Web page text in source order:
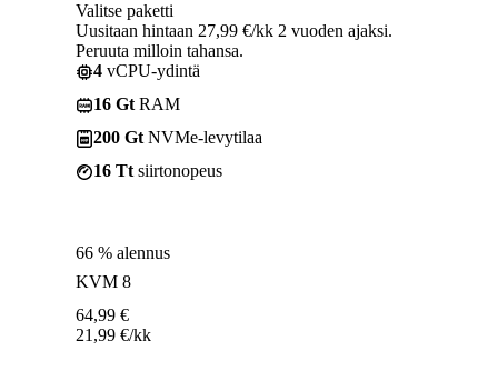
Valitse paketti
Uusitaan hintaan 27,99 €/kk 2 vuoden ajaksi.
Peruuta milloin tahansa.
4 vCPU-ydintä
16 Gt RAM
200 Gt NVMe-levytilaa
16 Tt siirtonopeus
66 % alennus
KVM 8
64,99 €
21,99 €/kk